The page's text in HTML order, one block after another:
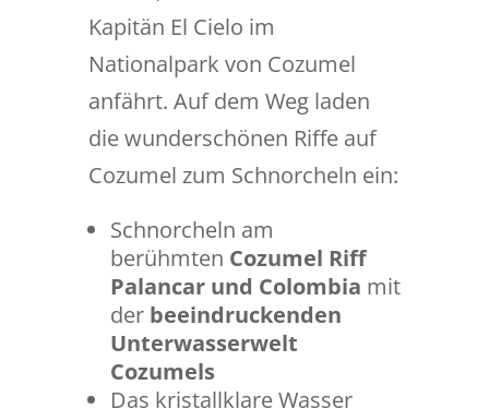
Kapitän El Cielo im
Nationalpark von Cozumel
anfährt. Auf dem Weg laden
die wunderschönen Riffe auf
Cozumel zum Schnorcheln ein:
Schnorcheln am
berühmten Cozumel Riff
Palancar und Colombia mit
der beeindruckenden
Unterwasserwelt
Cozumels
Das kristallklare Wasser